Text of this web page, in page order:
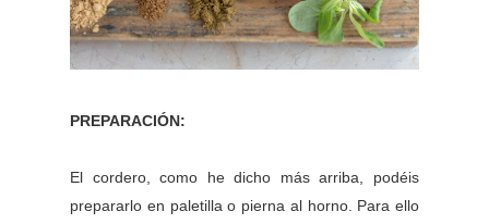
PREPARACIÓN:
El cordero, como he dicho más arriba, podéis
prepararlo en paletilla o pierna al horno. Para ello